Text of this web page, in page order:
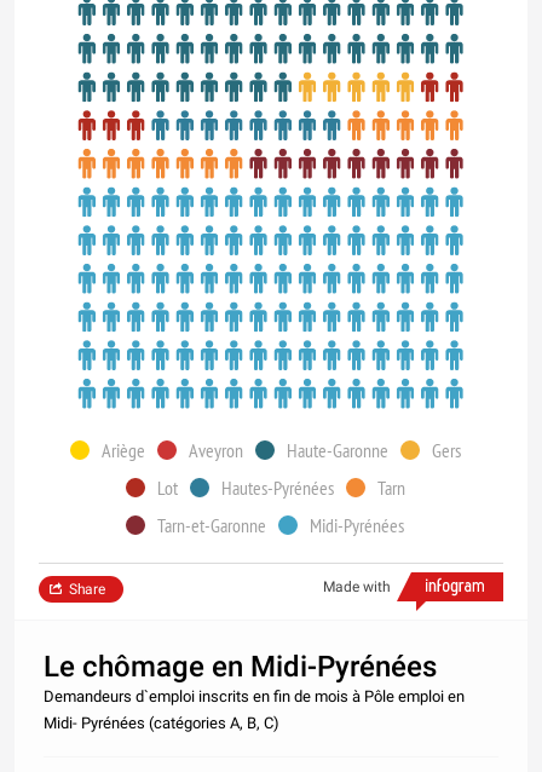
Ariège Aveyron Haute-Garonne
Gers
Lot
Hautes-Pyrénées
Tarn
Tarn-et-Garonne
Midi-Pyrénées
Made with
Share
Le chômage en Midi-Pyrénées
Demandeurs d`emploi inscrits en fin de mois à Pôle emploi en
Midi- Pyrénées (catégories A, B, C)